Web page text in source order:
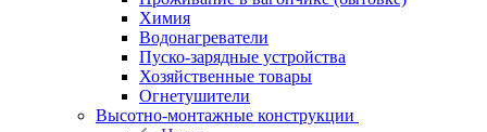
Химия
Водонагреватели
Пуско-зарядные устройства
Хозяйственные товары
Огнетушители
Высотно-монтажные конструкции